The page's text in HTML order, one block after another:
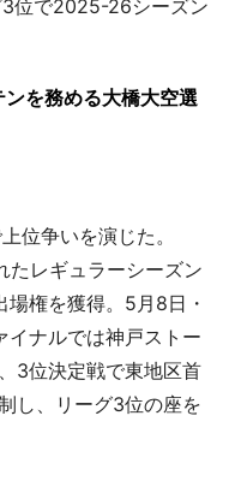
位で2025-26シーズン
を務める大橋大空選
位争いを演じた。
レギュラーシーズン
権を獲得。5月8日・
イナルでは神戸ストー
3位決定戦で東地区首
し、リーグ3位の座を